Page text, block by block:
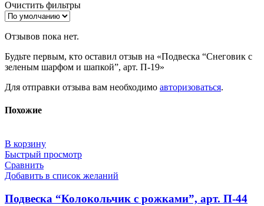
Очистить фильтры
Отзывов пока нет.
Будьте первым, кто оставил отзыв на «Подвеска “Снеговик с
зеленым шарфом и шапкой”, арт. П-19»
Для отправки отзыва вам необходимо авторизоваться.
Похожие
В корзину
Быстрый просмотр
Сравнить
Добавить в список желаний
Подвеска “Колокольчик с рожками”, арт. П-44